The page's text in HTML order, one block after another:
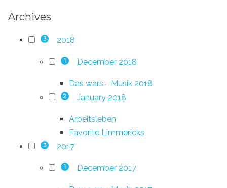
Archives
3 2018
1 December 2018
Das wars - Musik 2018
2 January 2018
Arbeitsleben
Favorite Limmericks
3 2017
1 December 2017